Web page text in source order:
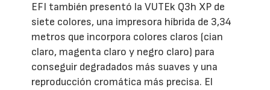
EFI también presentó la VUTEk Q3h XP de
siete colores, una impresora híbrida de 3,34
metros que incorpora colores claros (cian
claro, magenta claro y negro claro) para
conseguir degradados más suaves y una
reproducción cromática más precisa. El